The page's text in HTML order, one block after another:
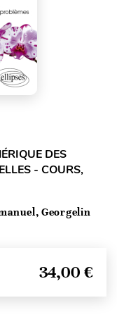
DES
- COURS,
Georgelin
34,00 €